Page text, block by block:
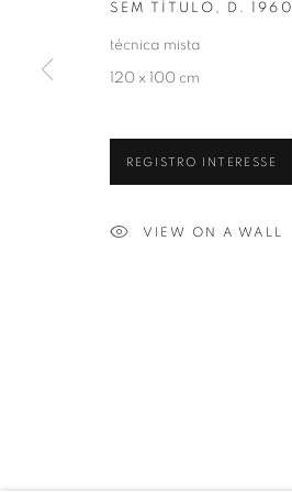
SEM TÍTULO D. 1960
técnica mista
120 x 100 cm
REGISTRO INTERESSE
VIEW ON A WALL